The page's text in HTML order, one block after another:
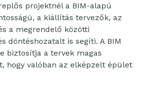
projektnél a BIM-alapú
a kiállítás tervezők, az
a megrendelő közötti
döntéshozatalt is segíti. A BIM
biztosítja a tervek magas
hogy valóban az elképzelt épület